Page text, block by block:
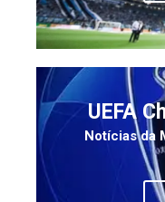
UEFA
Notícias da